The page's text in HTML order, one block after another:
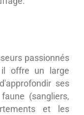
passionnés
il offre un large
ses
(sangliers,
et les